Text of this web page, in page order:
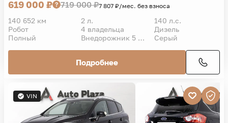
619 000 ₽ 719 000 ₽7 807 ₽/мес. без взноса
140 652 км 2 л.
140 л.с.
Робот
4 владельца
Дизель
Полный
Внедорожник 5 дв. Серый
Подробнее
VIN